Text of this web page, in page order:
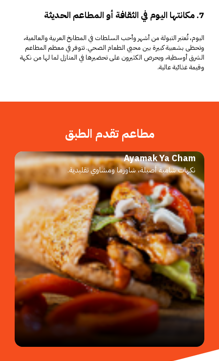
7. مكانتها اليوم في الثقافة أو المطاعم الحديثة
اليوم، تُعتبر التبولة من أشهر وأحب السلطات في المطابخ العربية والعالمية،
وتحظى بشعبية كبيرة بين محبي الطعام الصحي. تتوفر في معظم المطاعم
الشرق أوسطية، ويحرص الكثيرون على تحضيرها في المنازل لما لها من نكهة
وقيمة غذائية عالية.
مطاعم تقدم الطبق
Ayamak Ya Cham
نكهات شامية أصيلة، شاورما ومشاوي تقليدية.